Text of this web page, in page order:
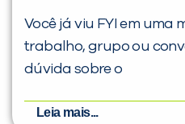
Você já viu FYI em uma
trabalho, grupo ou
dúvida sobre o
Leia mais...